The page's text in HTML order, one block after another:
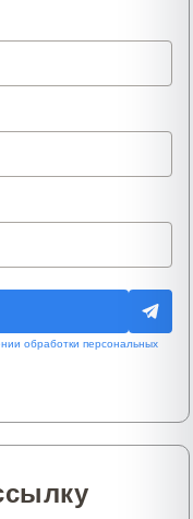
обработки персональных